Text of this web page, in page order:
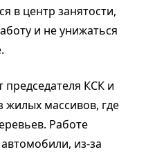
в центр занятости,
и не унижаться
председателя КСК и
массивов, где
Работе
из-за